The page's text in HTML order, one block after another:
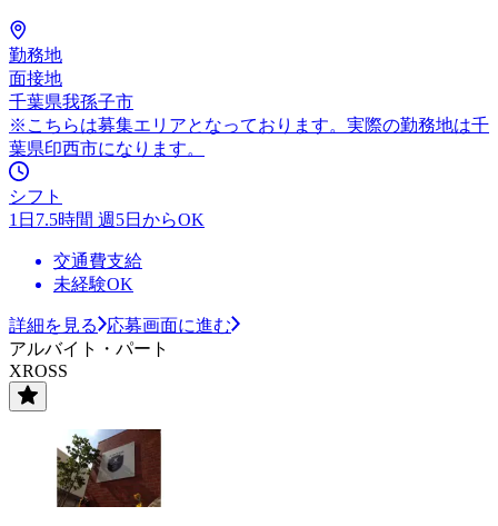
勤務地
面接地
千葉県我孫子市
※こちらは募集エリアとなっております。実際の勤務地は千
葉県印西市になります。
シフト
1日7.5時間 週5日からOK
交通費支給
未経験OK
詳細を見る
応募画面に進む
アルバイト・パート
XROSS